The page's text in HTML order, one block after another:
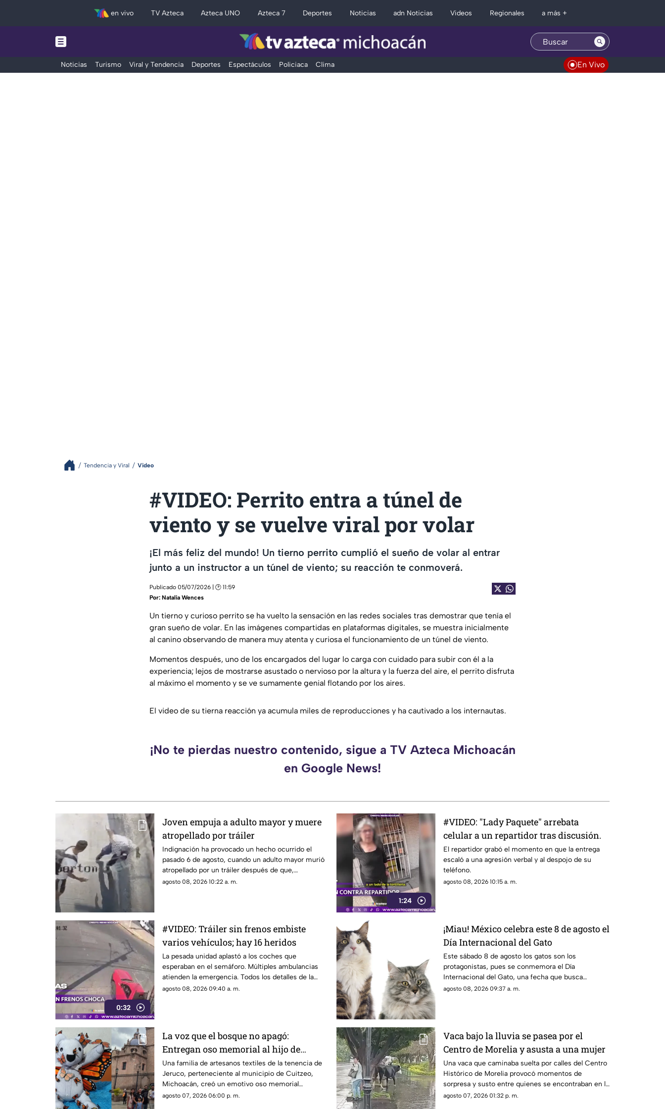
en vivo TV Azteca Azteca UNO Azteca 7 Deportes Noticias adn Noticias Videos Regionales a más +
Noticias Turismo Viral y Tendencia Deportes Espectáculos Policiaca Clima En Vivo
Tendencia y Viral Video
#VIDEO: Perrito entra a túnel de
viento y se vuelve viral por volar
¡El más feliz del mundo! Un tierno perrito cumplió el sueño de volar al entrar
junto a un instructor a un túnel de viento; su reacción te conmoverá.
Publicado 05/07/2026 | 🕑 11:59
Por: Natalia Wences
Un tierno y curioso perrito se ha vuelto la sensación en las redes sociales tras demostrar que tenía el
gran sueño de volar. En las imágenes compartidas en plataformas digitales, se muestra inicialmente
al canino observando de manera muy atenta y curiosa el funcionamiento de un túnel de viento.
Momentos después, uno de los encargados del lugar lo carga con cuidado para subir con él a la
experiencia; lejos de mostrarse asustado o nervioso por la altura y la fuerza del aire, el perrito disfruta
al máximo el momento y se ve sumamente genial flotando por los aires.
El video de su tierna reacción ya acumula miles de reproducciones y ha cautivado a los internautas.
¡No te pierdas nuestro contenido, sigue a TV Azteca Michoacán
en Google News!
Joven empuja a adulto mayor y muere
atropellado por tráiler
Indignación ha provocado un hecho ocurrido el
pasado 6 de agosto, cuando un adulto mayor murió
atropellado por un tráiler después de que,
aparentemente, un joven lo empujara hacia el
agosto 08, 2026 10:22 a. m.
1:24
#VIDEO: "Lady Paquete" arrebata
celular a un repartidor tras discusión.
El repartidor grabó el momento en que la entrega
escaló a una agresión verbal y al despojo de su
teléfono.
agosto 08, 2026 10:15 a. m.
0:32
#VIDEO: Tráiler sin frenos embiste
varios vehículos; hay 16 heridos
La pesada unidad aplastó a los coches que
esperaban en el semáforo. Múltiples ambulancias
atienden la emergencia. Todos los detalles de la
cobertura.
agosto 08, 2026 09:40 a. m.
¡Miau! México celebra este 8 de agosto el
Día Internacional del Gato
Este sábado 8 de agosto los gatos son los
protagonistas, pues se conmemora el Día
Internacional del Gato, una fecha que busca
reconocer el lugar que estos animales ocupan en
agosto 08, 2026 09:37 a. m.
La voz que el bosque no apagó:
Entregan oso memorial al hijo de
Homero Gómez.
Una familia de artesanos textiles de la tenencia de
Jeruco, perteneciente al municipio de Cuitzeo,
Michoacán, creó un emotivo oso memorial
dedicado a Homero Gómez González, el defensor
agosto 07, 2026 06:00 p. m.
Vaca bajo la lluvia se pasea por el
Centro de Morelia y asusta a una mujer
Una vaca que caminaba suelta por calles del Centro
Histórico de Morelia provocó momentos de
sorpresa y susto entre quienes se encontraban en la
zona, luego de que el animal apareciera sobre la
agosto 07, 2026 01:32 p. m.